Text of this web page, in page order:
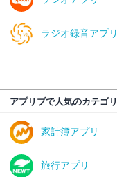
ラジオ録音アプリ
アプリブで人気のカテゴリ
家計簿アプリ
旅行アプリ